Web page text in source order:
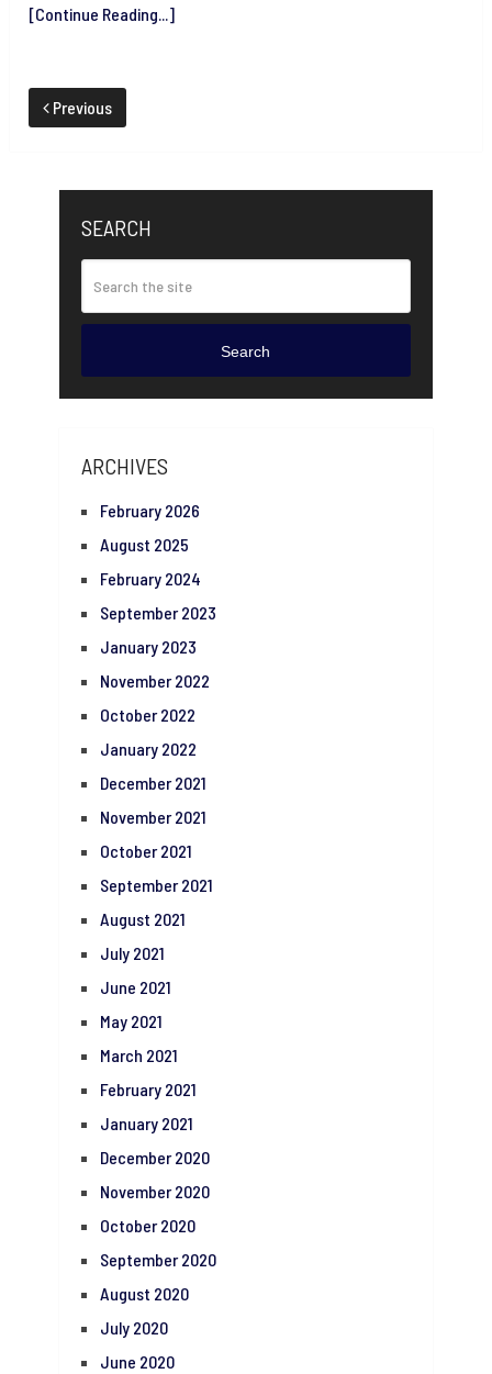
[Continue Reading...]
Previous
SEARCH
Search
ARCHIVES
February 2026
August 2025
February 2024
September 2023
January 2023
November 2022
October 2022
January 2022
December 2021
November 2021
October 2021
September 2021
August 2021
July 2021
June 2021
May 2021
March 2021
February 2021
January 2021
December 2020
November 2020
October 2020
September 2020
August 2020
July 2020
June 2020